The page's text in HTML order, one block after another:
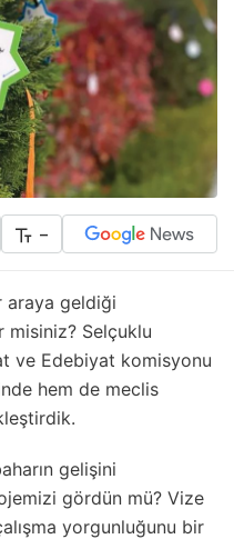
-
araya geldiği
misiniz? Selçuklu
ve Edebiyat komisyonu
hem de meclis
gelişini
gördün mü? Vize
yorgunluğunu bir